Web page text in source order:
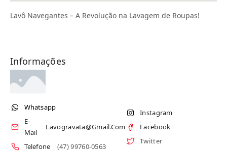
Lavô Navegantes – A Revolução na Lavagem de Roupas!
Informações
Whatsapp
E-
Mail
Lavogravata@gmail.com
Telefone (47) 99760-0563
Instagram
Facebook
Twitter